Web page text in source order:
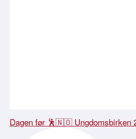
Dagen før 🕺🇳🇴 Ungdomsbirken